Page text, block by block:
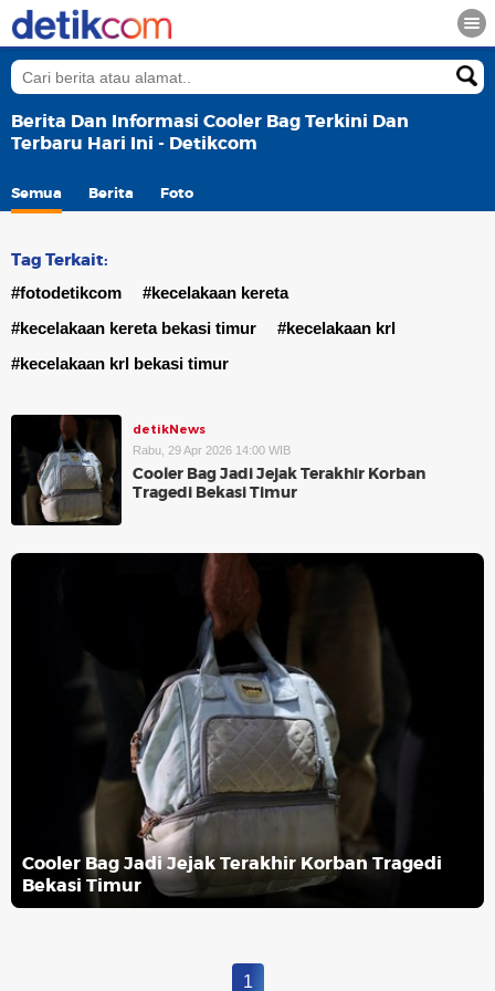
Berita Dan Informasi Cooler Bag Terkini Dan
Terbaru Hari Ini - Detikcom
Semua Berita Foto
Tag Terkait:
#fotodetikcom
#kecelakaan kereta
#kecelakaan kereta bekasi timur
#kecelakaan krl
#kecelakaan krl bekasi timur
detikNews
Rabu, 29 Apr 2026 14:00 WIB
Cooler Bag Jadi Jejak Terakhir Korban
Tragedi Bekasi Timur
Cooler Bag Jadi Jejak Terakhir Korban Tragedi
Bekasi Timur
1